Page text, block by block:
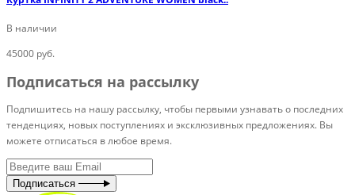
В наличии
45000 руб.
Подписаться на рассылку
Подпишитесь на нашу рассылку, чтобы первыми узнавать о последних
тенденциях, новых поступлениях и эксклюзивных предложениях. Вы
можете отписаться в любое время.
Подписаться